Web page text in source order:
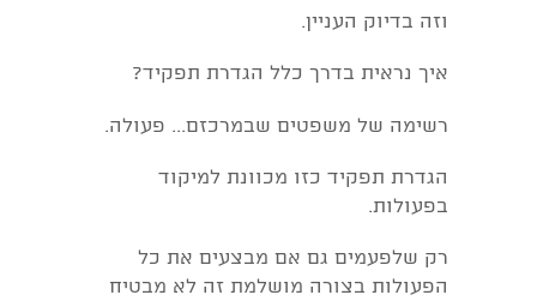
וזה בדיוק העניין.
איך נראית בדרך כלל הגדרת תפקיד?
רשימה של משפטים שבמרכזם... פעולה.
הגדרת תפקיד כזו מכוונת למיקוד
בפעולות.
רק שלפעמים גם אם מבצעים את כל
הפעולות בצורה מושלמת זה לא מבטיח